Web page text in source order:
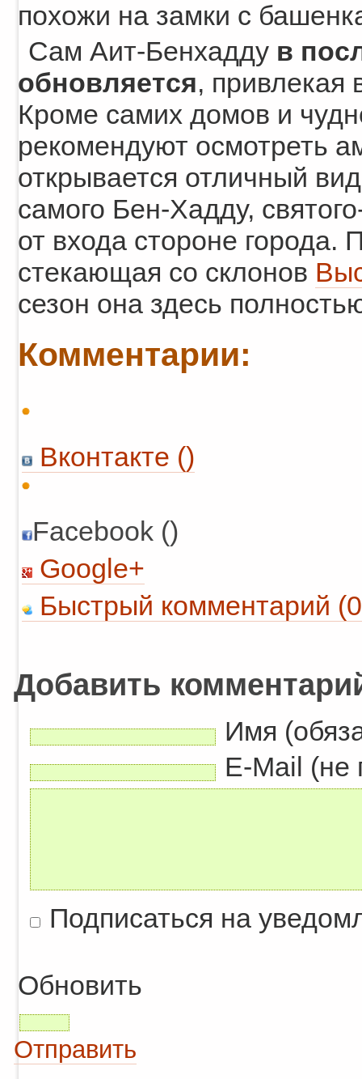
похожи на замки с
Сам Аит-Бенхадду в
обновляется, привлекая
Кроме самих домов и
рекомендуют осмотреть
открывается отличный
самого Бен-Хадду,
от входа стороне города.
стекающая со склонов
сезон она здесь
Комментарии:
Вконтакте ()
Facebook ()
Google+
Быстрый комментарий
Добавить
Имя
E-Mail (не
Подписаться на
Обновить
Отправить